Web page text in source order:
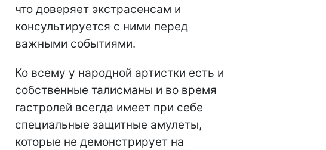
что доверяет экстрасенсам и
консультируется с ними перед
важными событиями.
Ко всему у народной артистки есть и
собственные талисманы и во время
гастролей всегда имеет при себе
специальные защитные амулеты,
которые не демонстрирует на